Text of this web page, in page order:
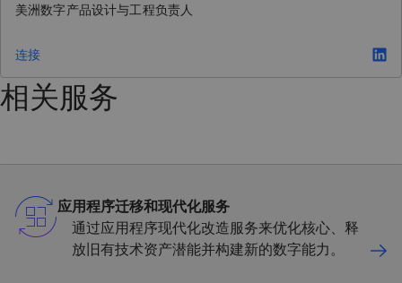
美洲数字产品设计与工程负责人
连接
相关服务
应用程序迁移和现代化服务
通过应用程序现代化改造服务来优化核心、释
放旧有技术资产潜能并构建新的数字能力。